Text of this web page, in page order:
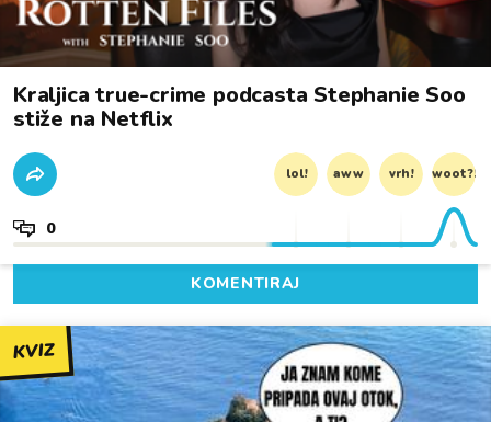
Kraljica true-crime podcasta Stephanie Soo
stiže na Netflix
lol! aww vrh! woot?!
0
KOMENTIRAJ
KVIZ